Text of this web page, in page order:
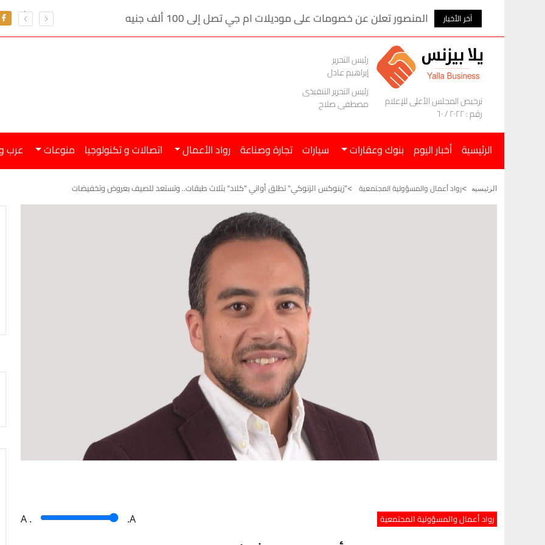
آخر الأخبار المنصور تعلن عن خصومات على موديلات ام جي تصل إلى 100 ألف جنيه
ترخيص المجلس الأعلى للإعلام
رقم : ٢٠٢٢ / ٦٠
رئيس التحرير
إبراهيم عادل
رئيس التحرير التنفيذى
مصطفى صلاح
الرئيسية أخبار اليوم بنوك وعقارات سيارات تجارة وصناعة رواد الأعمال اتصالات و تكنولوجيا منوعات عرب
الرئيسيه رواد أعمال والمسؤولية المجتمعية "زينوكس الزنوكي" تطلق أواني "كلاد" بثلاث طبقات.. وتستعد للصيف بعروض وتخفيضات
رواد أعمال والمسؤولية المجتمعية A . .A